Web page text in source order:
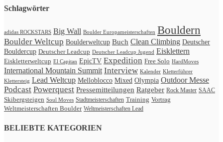
Schlagwörter
adidas ROCKSTARS Big Wall Boulder Europameisterschaften Bouldern
Boulder Weltcup Boulderweltcup Buch Clean Climbing Deutscher
Bouldercup Deutscher Leadcup Deutscher Leadcup Jugend Eisklettern
Eiskletterweltcup El Capitan EpicTV Expedition Free Solo HardMoves
International Mountain Summit Interview Kalender Kletterführer
Klettersteig Lead Weltcup Melloblocco Mixed Olympia Outdoor Messe
Podcast Powerquest Pressemitteilungen Ratgeber Rock Master SAAC
Skibergsteigen Soul Moves Stadtmeisterschaften Training Vortrag
Weltmeisterschaften Boulder Weltmeisterschaften Lead
BELIEBTE KATEGORIEN